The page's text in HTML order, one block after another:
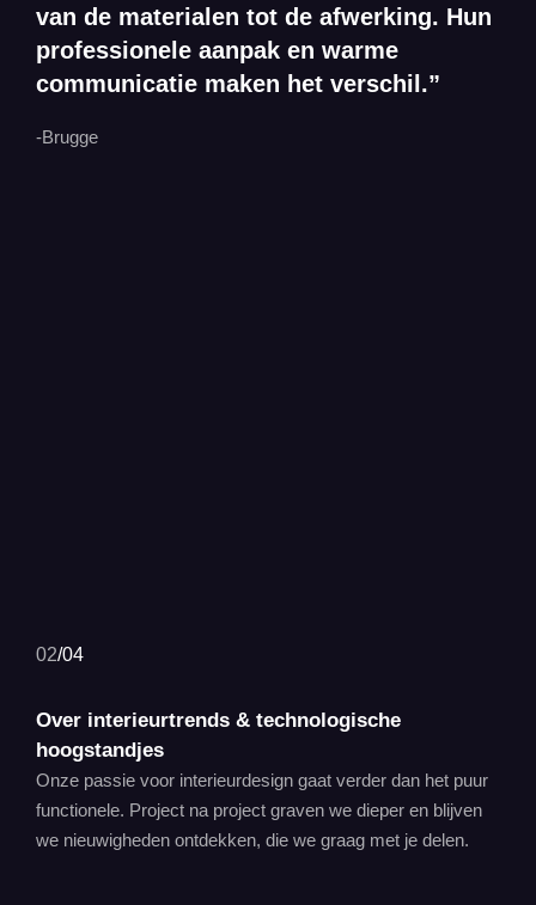
van de materialen tot de afwerking. Hun
professionele aanpak en warme
communicatie maken het verschil.”
-Brugge
02/04
Over interieurtrends & technologische
hoogstandjes
Onze passie voor interieurdesign gaat verder dan het puur
functionele. Project na project graven we dieper en blijven
we nieuwigheden ontdekken, die we graag met je delen.